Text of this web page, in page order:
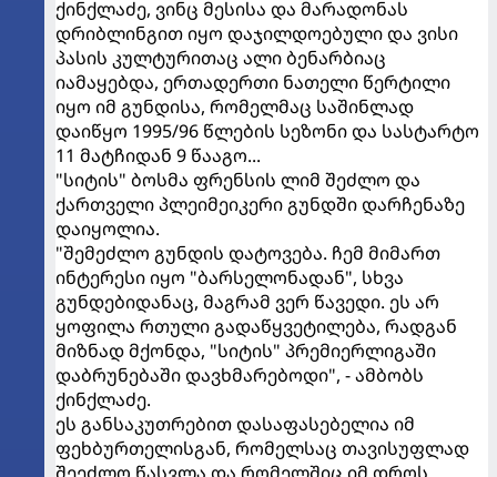
ქინქლაძე, ვინც მესისა და მარადონას
დრიბლინგით იყო დაჯილდოებული და ვისი
პასის კულტურითაც ალი ბენარბიაც
იამაყებდა, ერთადერთი ნათელი წერტილი
იყო იმ გუნდისა, რომელმაც საშინლად
დაიწყო 1995/96 წლების სეზონი და სასტარტო
11 მატჩიდან 9 წააგო...
"სიტის" ბოსმა ფრენსის ლიმ შეძლო და
ქართველი პლეიმეიკერი გუნდში დარჩენაზე
დაიყოლია.
"შემეძლო გუნდის დატოვება. ჩემ მიმართ
ინტერესი იყო "ბარსელონადან", სხვა
გუნდებიდანაც, მაგრამ ვერ წავედი. ეს არ
ყოფილა რთული გადაწყვეტილება, რადგან
მიზნად მქონდა, "სიტის" პრემიერლიგაში
დაბრუნებაში დავხმარებოდი", - ამბობს
ქინქლაძე.
ეს განსაკუთრებით დასაფასებელია იმ
ფეხბურთელისგან, რომელსაც თავისუფლად